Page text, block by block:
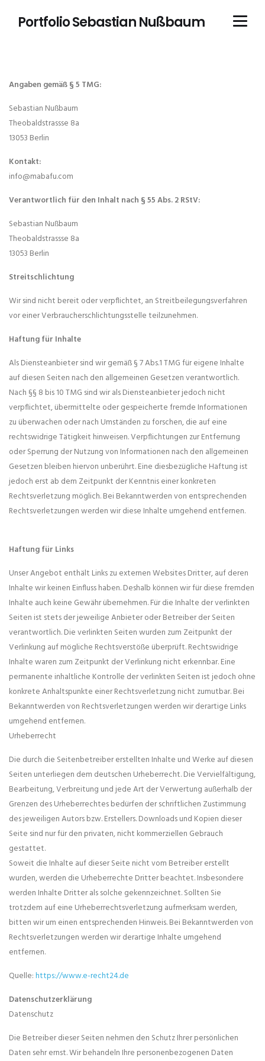
Portfolio Sebastian Nußbaum
Angaben gemäß § 5 TMG:
Sebastian Nußbaum
Theobaldstrassse 8a
13053 Berlin
Kontakt:
info@mabafu.com
Verantwortlich für den Inhalt nach § 55 Abs. 2 RStV:
Sebastian Nußbaum
Theobaldstrassse 8a
13053 Berlin
Streitschlichtung
Wir sind nicht bereit oder verpflichtet, an Streitbeilegungsverfahren
vor einer Verbraucherschlichtungsstelle teilzunehmen.
Haftung für Inhalte
Als Diensteanbieter sind wir gemäß § 7 Abs.1 TMG für eigene Inhalte
auf diesen Seiten nach den allgemeinen Gesetzen verantwortlich.
Nach §§ 8 bis 10 TMG sind wir als Diensteanbieter jedoch nicht
verpflichtet, übermittelte oder gespeicherte fremde Informationen
zu überwachen oder nach Umständen zu forschen, die auf eine
rechtswidrige Tätigkeit hinweisen. Verpflichtungen zur Entfernung
oder Sperrung der Nutzung von Informationen nach den allgemeinen
Gesetzen bleiben hiervon unberührt. Eine diesbezügliche Haftung ist
jedoch erst ab dem Zeitpunkt der Kenntnis einer konkreten
Rechtsverletzung möglich. Bei Bekanntwerden von entsprechenden
Rechtsverletzungen werden wir diese Inhalte umgehend entfernen.
Haftung für Links
Unser Angebot enthält Links zu externen Websites Dritter, auf deren
Inhalte wir keinen Einfluss haben. Deshalb können wir für diese fremden
Inhalte auch keine Gewähr übernehmen. Für die Inhalte der verlinkten
Seiten ist stets der jeweilige Anbieter oder Betreiber der Seiten
verantwortlich. Die verlinkten Seiten wurden zum Zeitpunkt der
Verlinkung auf mögliche Rechtsverstöße überprüft. Rechtswidrige
Inhalte waren zum Zeitpunkt der Verlinkung nicht erkennbar. Eine
permanente inhaltliche Kontrolle der verlinkten Seiten ist jedoch ohne
konkrete Anhaltspunkte einer Rechtsverletzung nicht zumutbar. Bei
Bekanntwerden von Rechtsverletzungen werden wir derartige Links
umgehend entfernen.
Urheberrecht
Die durch die Seitenbetreiber erstellten Inhalte und Werke auf diesen
Seiten unterliegen dem deutschen Urheberrecht. Die Vervielfältigung,
Bearbeitung, Verbreitung und jede Art der Verwertung außerhalb der
Grenzen des Urheberrechtes bedürfen der schriftlichen Zustimmung
des jeweiligen Autors bzw. Erstellers. Downloads und Kopien dieser
Seite sind nur für den privaten, nicht kommerziellen Gebrauch
gestattet.
Soweit die Inhalte auf dieser Seite nicht vom Betreiber erstellt
wurden, werden die Urheberrechte Dritter beachtet. Insbesondere
werden Inhalte Dritter als solche gekennzeichnet. Sollten Sie
trotzdem auf eine Urheberrechtsverletzung aufmerksam werden,
bitten wir um einen entsprechenden Hinweis. Bei Bekanntwerden von
Rechtsverletzungen werden wir derartige Inhalte umgehend
entfernen.
Quelle:https://www.e-recht24.de
Datenschutzerklärung
Datenschutz
Die Betreiber dieser Seiten nehmen den Schutz Ihrer persönlichen
Daten sehr ernst. Wir behandeln Ihre personenbezogenen Daten